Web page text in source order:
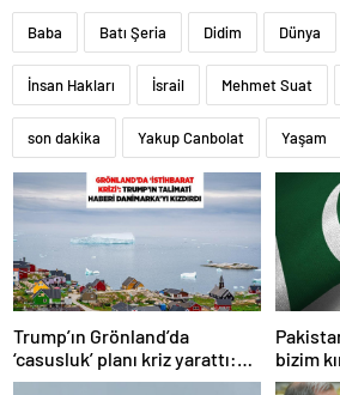
Baba Batı Şeria Didim Dünya
İnsan Hakları İsrail Mehmet Suat
son dakika Yakup Canbolat Yaşam
Trump’ın Grönland’da
‘casusluk’ planı kriz yarattı:
Danimarka ABD elçisini
bizim